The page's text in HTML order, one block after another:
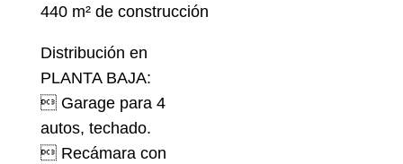
440 m² de construcción
Distribución en
PLANTA BAJA:
 Garage para 4
autos, techado.
 Recámara con